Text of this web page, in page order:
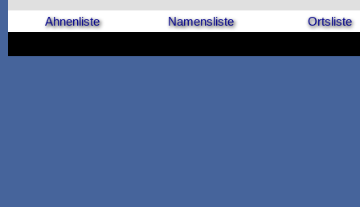
Ahnenliste Namensliste Ortsliste